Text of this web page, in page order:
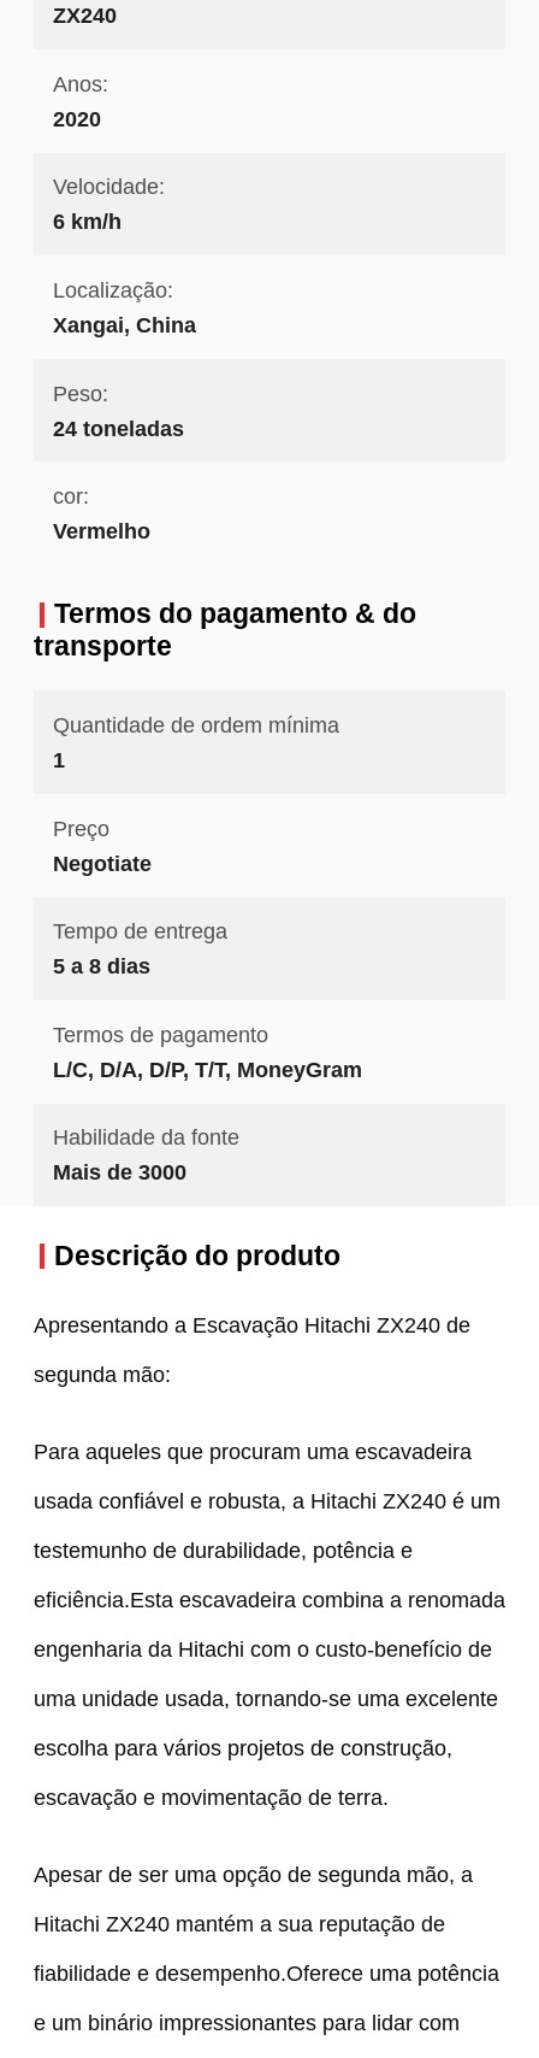
ZX240
Anos:
2020
Velocidade:
6 km/h
Localização:
Xangai, China
Peso:
24 toneladas
cor:
Vermelho
Termos do pagamento & do
transporte
Quantidade de ordem mínima
1
Preço
Negotiate
Tempo de entrega
5 a 8 dias
Termos de pagamento
L/C, D/A, D/P, T/T, MoneyGram
Habilidade da fonte
Mais de 3000
Descrição do produto
Apresentando a Escavação Hitachi ZX240 de
segunda mão:
Para aqueles que procuram uma escavadeira
usada confiável e robusta, a Hitachi ZX240 é um
testemunho de durabilidade, potência e
eficiência.Esta escavadeira combina a renomada
engenharia da Hitachi com o custo-benefício de
uma unidade usada, tornando-se uma excelente
escolha para vários projetos de construção,
escavação e movimentação de terra.
Apesar de ser uma opção de segunda mão, a
Hitachi ZX240 mantém a sua reputação de
fiabilidade e desempenho.Oferece uma potência
e um binário impressionantes para lidar com